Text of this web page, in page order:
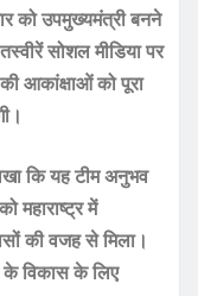
को उपमुख्यमंत्री बनने
सोशल मीडिया पर
आकांक्षाओं को पूरा
कि यह टीम अनुभव
महाराष्ट्र में
की वजह से मिला।
के विकास के लिए